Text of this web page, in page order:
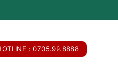
: 0705.99.8888